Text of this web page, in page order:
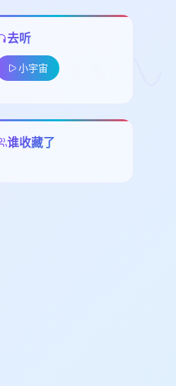
去听
小宇宙
谁收藏了